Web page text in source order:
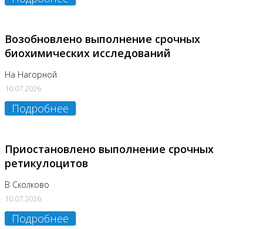
Возобновлено выполнение срочных
биохимических исследований
На Нагорной
10.07.2026
Подробнее
Приостановлено выполнение срочных
ретикулоцитов
В Сколково
10.07.2026
Подробнее